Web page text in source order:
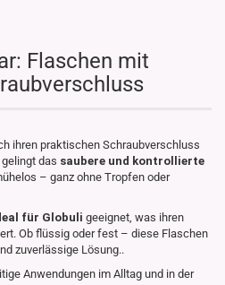
Flaschen mit
ihren praktischen Schraubverschluss
das saubere und kontrollierte
– ganz ohne Tropfen oder
für Globuli geeignet, was ihren
Ob flüssig oder fest – diese Flaschen
zuverlässige Lösung..
Anwendungen im Alltag und in der